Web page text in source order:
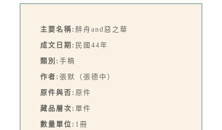
主要名稱: 醉舟and惡之華
成文日期: 民國44年
類別: 手稿
作者: 張默（張德中）
原件與否: 原件
藏品層次: 單件
數量單位: 1冊